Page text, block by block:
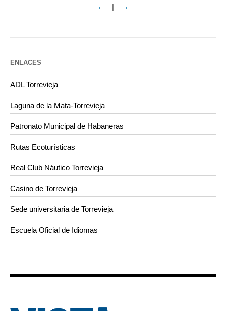
← | →
ENLACES
ADL Torrevieja
Laguna de la Mata-Torrevieja
Patronato Municipal de Habaneras
Rutas Ecoturísticas
Real Club Náutico Torrevieja
Casino de Torrevieja
Sede universitaria de Torrevieja
Escuela Oficial de Idiomas